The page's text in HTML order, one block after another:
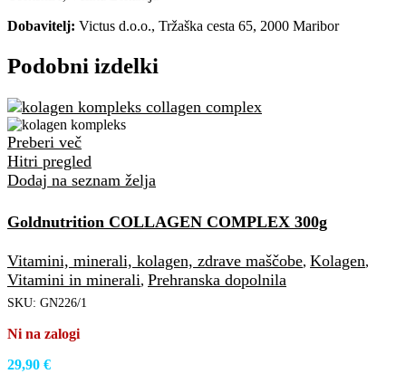
Dobavitelj: Victus d.o.o., Tržaška cesta 65, 2000 Maribor
Podobni izdelki
Preberi več
Hitri pregled
Dodaj na seznam želja
Goldnutrition COLLAGEN COMPLEX 300g
Vitamini, minerali, kolagen, zdrave maščobe, Kolagen,
Vitamini in minerali, Prehranska dopolnila
SKU: GN226/1
Ni na zalogi
29,90 €